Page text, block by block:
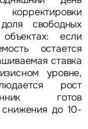
свободных
если
остается
ставка
уровне,
рост
готов
до 10-